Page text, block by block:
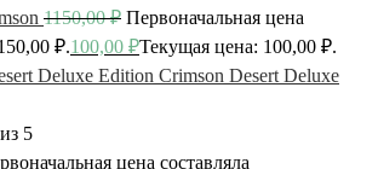
1150,00₽ Первоначальная цена
₽.100,00 ₽Текущая цена: 100,00 ₽.
Crimson Desert Deluxe
из 5
цена составляла